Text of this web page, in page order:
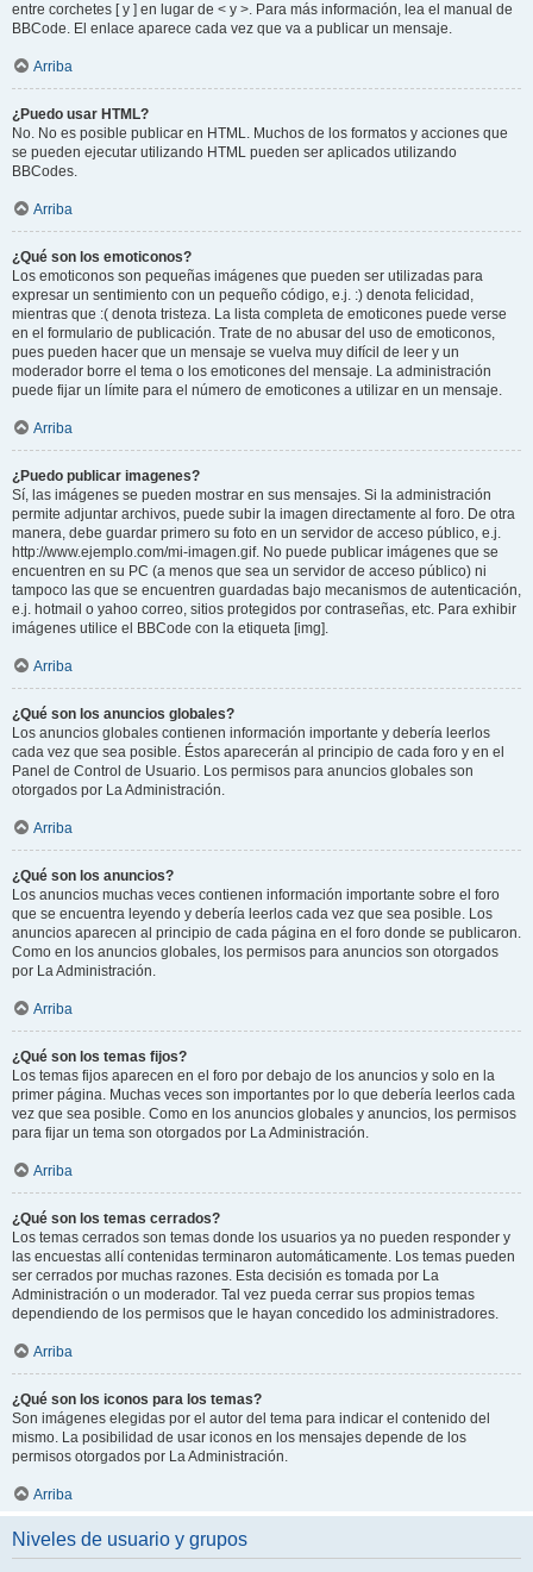
entre corchetes [ y ] en lugar de < y >. Para más información, lea el manual de
BBCode. El enlace aparece cada vez que va a publicar un mensaje.
Arriba
¿Puedo usar HTML?
No. No es posible publicar en HTML. Muchos de los formatos y acciones que
se pueden ejecutar utilizando HTML pueden ser aplicados utilizando
BBCodes.
Arriba
¿Qué son los emoticonos?
Los emoticonos son pequeñas imágenes que pueden ser utilizadas para
expresar un sentimiento con un pequeño código, e.j. :) denota felicidad,
mientras que :( denota tristeza. La lista completa de emoticones puede verse
en el formulario de publicación. Trate de no abusar del uso de emoticonos,
pues pueden hacer que un mensaje se vuelva muy difícil de leer y un
moderador borre el tema o los emoticones del mensaje. La administración
puede fijar un límite para el número de emoticones a utilizar en un mensaje.
Arriba
¿Puedo publicar imagenes?
Sí, las imágenes se pueden mostrar en sus mensajes. Si la administración
permite adjuntar archivos, puede subir la imagen directamente al foro. De otra
manera, debe guardar primero su foto en un servidor de acceso público, e.j.
http://www.ejemplo.com/mi-imagen.gif. No puede publicar imágenes que se
encuentren en su PC (a menos que sea un servidor de acceso público) ni
tampoco las que se encuentren guardadas bajo mecanismos de autenticación,
e.j. hotmail o yahoo correo, sitios protegidos por contraseñas, etc. Para exhibir
imágenes utilice el BBCode con la etiqueta [img].
Arriba
¿Qué son los anuncios globales?
Los anuncios globales contienen información importante y debería leerlos
cada vez que sea posible. Éstos aparecerán al principio de cada foro y en el
Panel de Control de Usuario. Los permisos para anuncios globales son
otorgados por La Administración.
Arriba
¿Qué son los anuncios?
Los anuncios muchas veces contienen información importante sobre el foro
que se encuentra leyendo y debería leerlos cada vez que sea posible. Los
anuncios aparecen al principio de cada página en el foro donde se publicaron.
Como en los anuncios globales, los permisos para anuncios son otorgados
por La Administración.
Arriba
¿Qué son los temas fijos?
Los temas fijos aparecen en el foro por debajo de los anuncios y solo en la
primer página. Muchas veces son importantes por lo que debería leerlos cada
vez que sea posible. Como en los anuncios globales y anuncios, los permisos
para fijar un tema son otorgados por La Administración.
Arriba
¿Qué son los temas cerrados?
Los temas cerrados son temas donde los usuarios ya no pueden responder y
las encuestas allí contenidas terminaron automáticamente. Los temas pueden
ser cerrados por muchas razones. Esta decisión es tomada por La
Administración o un moderador. Tal vez pueda cerrar sus propios temas
dependiendo de los permisos que le hayan concedido los administradores.
Arriba
¿Qué son los iconos para los temas?
Son imágenes elegidas por el autor del tema para indicar el contenido del
mismo. La posibilidad de usar iconos en los mensajes depende de los
permisos otorgados por La Administración.
Arriba
Niveles de usuario y grupos